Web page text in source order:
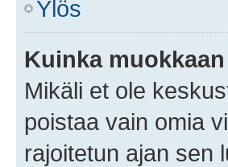
Ylös
Kuinka
Mikäli et ole
poistaa vain omia
rajoitetun ajan sen